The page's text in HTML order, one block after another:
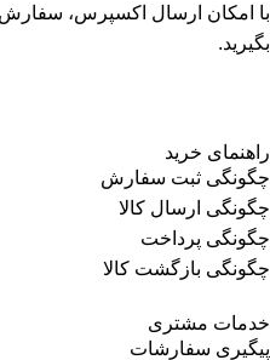
با امکان ارسال اکسپرس، سفارش
بگیرید.
راهنمای خرید
چگونگی ثبت سفارش
چگونگی ارسال کالا
چگونگی پرداخت
چگونگی بازگشت کالا
خدمات مشتری
پیگیری سفارشات